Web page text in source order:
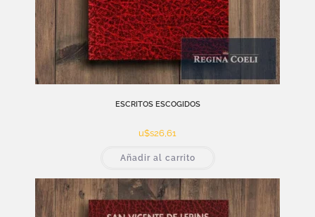
ESCRITOS ESCOGIDOS
u$s26,61
Añadir al carrito